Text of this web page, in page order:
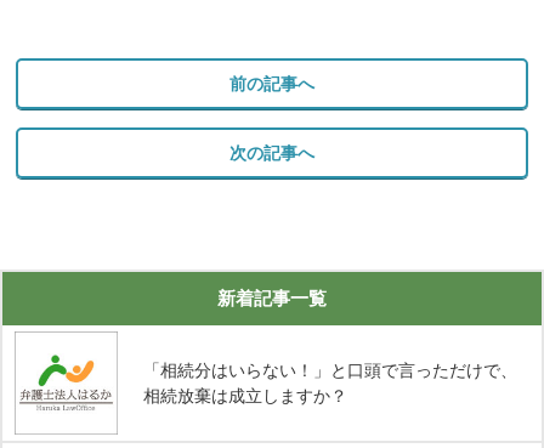
前の記事へ
次の記事へ
新着記事一覧
「相続分はいらない！」と口頭で言っただけで、
相続放棄は成立しますか？